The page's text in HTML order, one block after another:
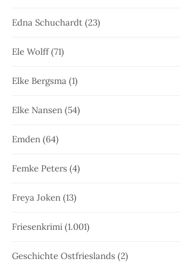
Edna Schuchardt (23)
Ele Wolff(71)
Elke Bergsma (1)
Elke Nansen (54)
Emden (64)
Femke Peters (4)
Freya Joken (13)
Friesenkrimi (1.001)
Geschichte Ostfrieslands (2)